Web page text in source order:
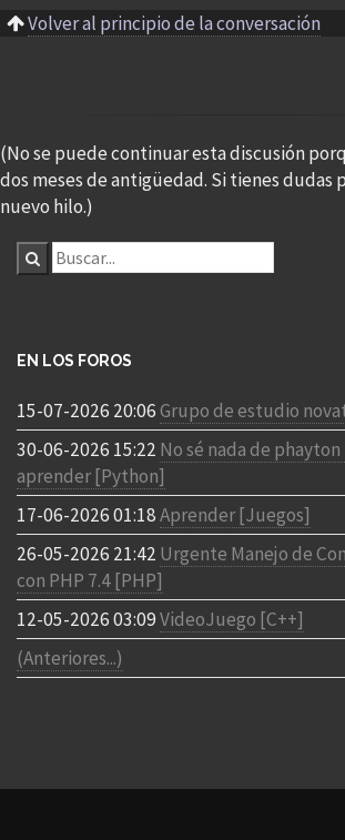
Volver al principio de la conversación
(No se puede continuar esta discusión
dos meses de antigüedad. Si tienes dudas
nuevo hilo.)
EN LOS FOROS
15-07-2026 20:06Grupo de estudio
30-06-2026 15:22 No sé nada de
aprender [Python]
17-06-2026 01:18Aprender [Juegos]
26-05-2026 21:42 Urgente Manejo de
con PHP 7.4 [PHP]
12-05-2026 03:09VideoJuego [C++]
(Anteriores...)